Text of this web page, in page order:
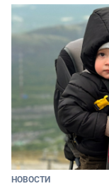
НОВОСТИ